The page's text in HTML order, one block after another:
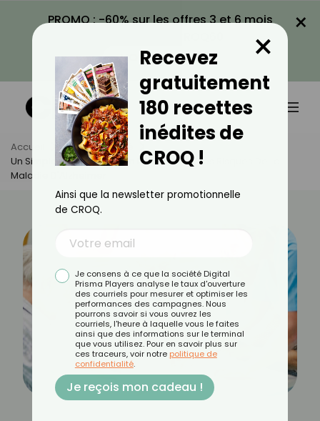
PROMO : -60% sur les offres 3 et 6 mois
VOIR LA PROMO
×
Accueil Actus
Santé
Un Simple Geste Quotidien Pour Réduire Les Risques De La
Maladie D'Alzheimer
Recevez
gratuitement
180 recettes
inédites de
CROQ !
×
Ainsi que la newsletter promotionnelle
de CROQ.
Je consens à ce que la société Digital
Prisma Players analyse le taux d'ouverture
des courriels pour mesurer et optimiser les
performances des campagnes. Nous
pourrons savoir si vous ouvrez les
courriels, l'heure à laquelle vous le faites
ainsi que des informations sur le terminal
que vous utilisez. Pour en savoir plus sur
ces traceurs, voir notre politique de
confidentialité.
Je reçois mon cadeau !